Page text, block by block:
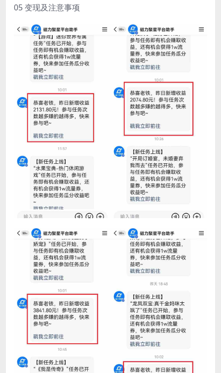
05 变现及注意事项